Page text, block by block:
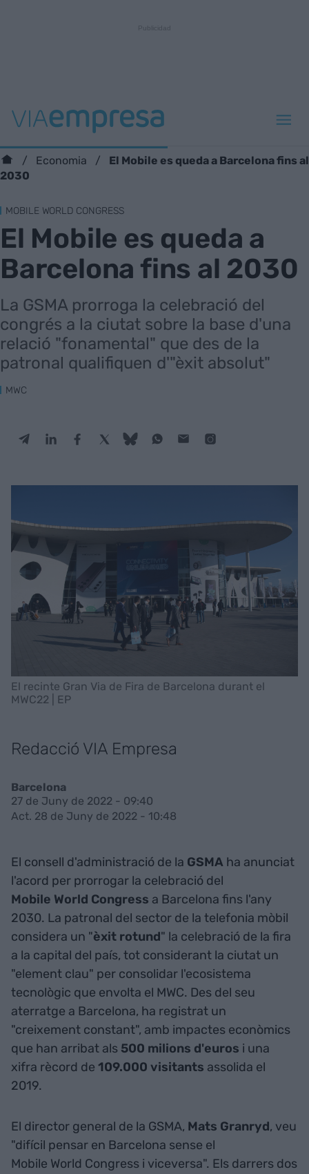
Economia
El Mobile es queda a Barcelona fins al
2030
MOBILE WORLD CONGRESS
El Mobile es queda a
Barcelona fins al 2030
La GSMA prorroga la celebració del
congrés a la ciutat sobre la base d'una
relació "fonamental" que des de la
patronal qualifiquen d'"èxit absolut"
MWC
El recinte Gran Via de Fira de Barcelona durant el
MWC22 | EP
Redacció VIA Empresa
Barcelona
27 de Juny de 2022 - 09:40
Act. 28 de Juny de 2022 - 10:48
El consell d'administració de la GSMA ha anunciat
l'acord per prorrogar la celebració del
Mobile World Congress a Barcelona fins l'any
2030. La patronal del sector de la telefonia mòbil
considera un "èxit rotund" la celebració de la fira
a la capital del país, tot considerant la ciutat un
"element clau" per consolidar l'ecosistema
tecnològic que envolta el MWC. Des del seu
aterratge a Barcelona, ha registrat un
"creixement constant", amb impactes econòmics
que han arribat als 500 milions d'euros i una
xifra rècord de 109.000 visitants assolida el
2019.
El director general de la GSMA, Mats Granryd, veu
"difícil pensar en Barcelona sense el
Mobile World Congress i viceversa". Els darrers dos